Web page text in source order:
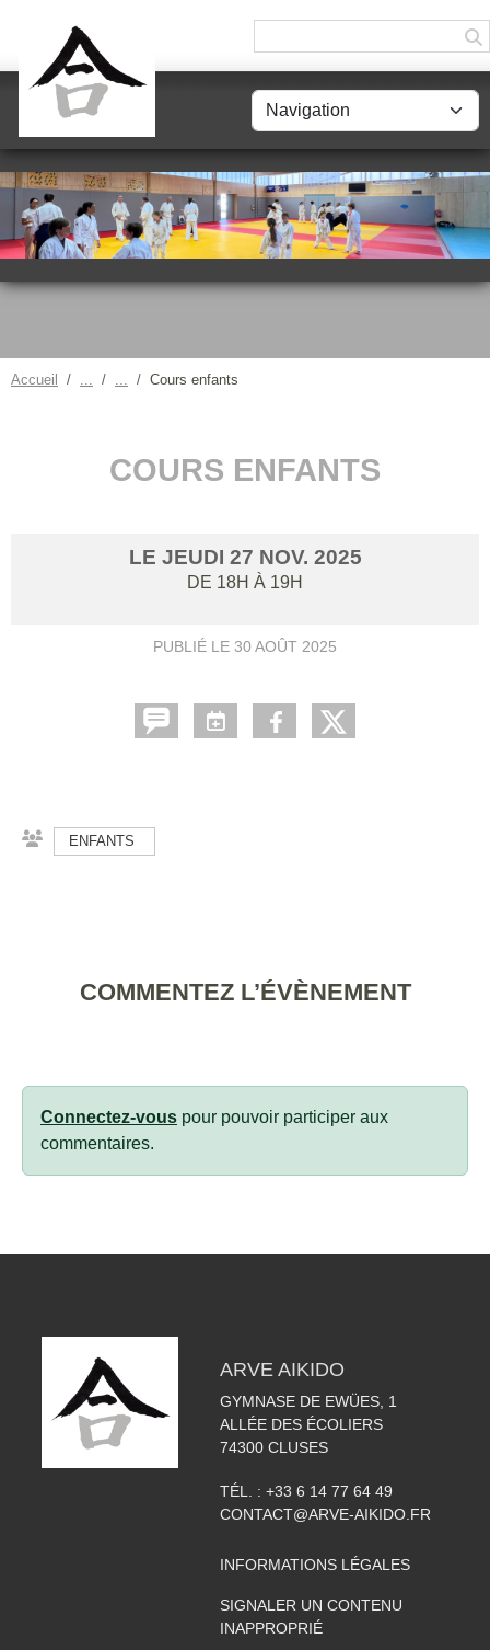
Accueil Cours enfants
COURS ENFANTS
LE JEUDI 27 NOV. 2025
DE 18H À 19H
PUBLIÉ LE 30 AOÛT 2025
ENFANTS
COMMENTEZ L’ÉVÈNEMENT
Connectez-vous pour pouvoir participer aux
commentaires.
ARVE AIKIDO
GYMNASE DE EWÜES, 1
ALLÉE DES ÉCOLIERS
74300 CLUSES
TÉL. : +33 6 14 77 64 49
CONTACT@ARVE-AIKIDO.FR
INFORMATIONS LÉGALES
SIGNALER UN CONTENU
INAPPROPRIÉ